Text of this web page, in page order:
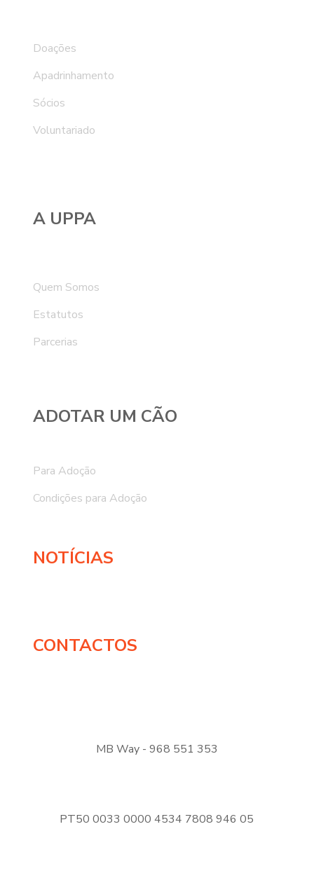
Doações
Apadrinhamento
Sócios
Voluntariado
A UPPA
Quem Somos
Estatutos
Parcerias
ADOTAR UM CÃO
Para Adoção
Condições para Adoção
NOTÍCIAS
CONTACTOS
MB Way - 968 551 353
PT50 0033 0000 4534 7808 946 05